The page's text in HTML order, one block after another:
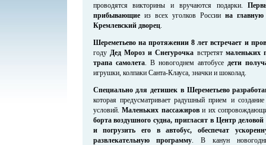
проводятся викторины и вручаются подарки.
прибывающиеиз всех уголков России на главную
Кремлевский дворец.
Шереметьево на протяжении 8 лет встречает и
году Дед Мороз и Снегурочка встретят маленьких
трапа самолета. В новогоднем автобусе дети
игрушки, колпаки Санта-Клауса, значки и шоколад.
Специально для детишек в Шереметьево
которая предусматривает радушный прием и
условий.Маленьких пассажирови их
борта воздушного судна, пригласят в Центр
и погрузить его в автобус, обеспечат
развлекательную программу . В канун